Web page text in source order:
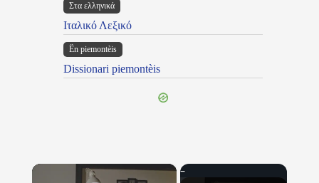
Στα ελληνικά
Ιταλικό Λεξικό
Ën piemontèis
Dissionari piemontèis
×